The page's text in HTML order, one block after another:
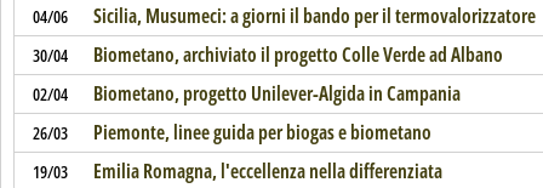
04/06 Sicilia, Musumeci: a giorni il bando per il termovalorizzatore
30/04 Biometano, archiviato il progetto Colle Verde ad Albano
02/04 Biometano, progetto Unilever-Algida in Campania
26/03 Piemonte, linee guida per biogas e biometano
19/03 Emilia Romagna, l'eccellenza nella differenziata